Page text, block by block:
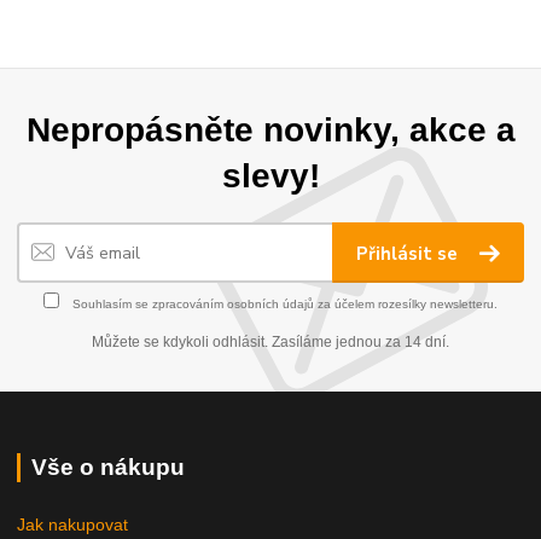
Nepropásněte novinky, akce a
slevy!
Přihlásit se
Souhlasím se zpracováním osobních údajů za účelem rozesílky newsletteru.
Můžete se kdykoli odhlásit. Zasíláme jednou za 14 dní.
Vše o nákupu
Jak nakupovat